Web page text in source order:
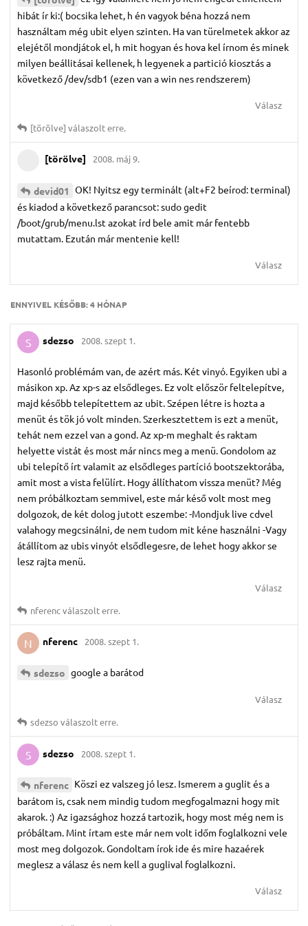
hibát ír ki:( bocsika lehet, h én vagyok béna hozzá nem
használtam még ubit elyen szinten. Ha van türelmetek akkor az
elejétől mondjátok el, h mit hogyan és hova kel írnom és minek
milyen beállitásai kellenek, h legyenek a partició kiosztás a
következő /dev/sdb1 (ezen van a win nes rendszerem)
Válasz
[törölve] válaszolt erre.
[törölve] 2008. máj 9.
devid01 OK! Nyitsz egy terminált (alt+F2 beírod: terminal)
és kiadod a következő parancsot: sudo gedit
/boot/grub/menu.lst azokat írd bele amit már fentebb
mutattam. Ezután már mentenie kell!
Válasz
ENNYIVEL KÉSŐBB:4 HÓNAP
S sdezso 2008. szept 1.
Hasonló problémám van, de azért más. Két vinyó. Egyiken ubi a
másikon xp. Az xp-s az elsődleges. Ez volt először feltelepítve,
majd később telepítettem az ubit. Szépen létre is hozta a
menüt és tök jó volt minden. Szerkesztettem is ezt a menüt,
tehát nem ezzel van a gond. Az xp-m meghalt és raktam
helyette vistát és most már nincs meg a menü. Gondolom az
ubi telepítő írt valamit az elsődleges partíció bootszektorába,
amit most a vista felülírt. Hogy állíthatom vissza menüt? Még
nem próbálkoztam semmivel, este már késő volt most meg
dolgozok, de két dolog jutott eszembe: -Mondjuk live cdvel
valahogy megcsinálni, de nem tudom mit kéne használni -Vagy
átállítom az ubis vinyót elsődlegesre, de lehet hogy akkor se
lesz rajta menü.
Válasz
nferencválaszolt erre.
N nferenc 2008. szept 1.
sdezso google a barátod
Válasz
sdezso válaszolt erre.
S sdezso 2008. szept 1.
nferenc Köszi ez valszeg jó lesz. Ismerem a guglit és a
barátom is, csak nem mindig tudom megfogalmazni hogy mit
akarok. :) Az igazsághoz hozzá tartozik, hogy most még nem is
próbáltam. Mint írtam este már nem volt időm foglalkozni vele
most meg dolgozok. Gondoltam írok ide és mire hazaérek
meglesz a válasz és nem kell a guglival foglalkozni.
Válasz